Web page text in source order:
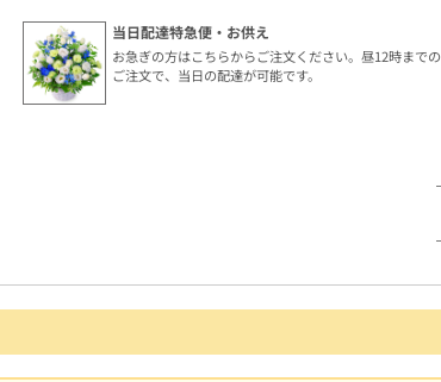
当日配達特急便・お供え
お急ぎの方はこちらからご注文ください。昼12時までの
ご注文で、当日の配達が可能です。